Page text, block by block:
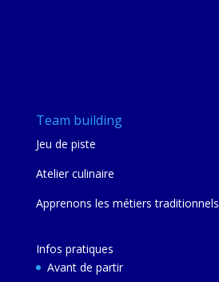
Team building
Jeu de piste
Atelier culinaire
Apprenons les métiers
Infos pratiques
Avant de partir